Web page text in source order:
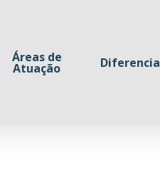
Áreas de
Atuação